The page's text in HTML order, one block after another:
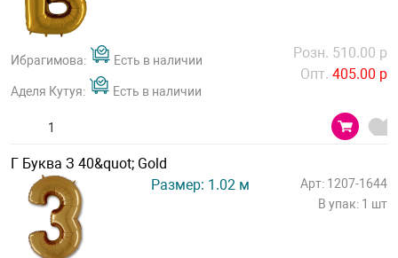
Ибрагимова: Есть в наличии
Аделя Кутуя: Есть в наличии
Розн. 510.00 р
Опт. 405.00 р
Г Буква З 40&quot; Gold
Размер: 1.02 м
Арт: 1207-1644
В упак: 1 шт